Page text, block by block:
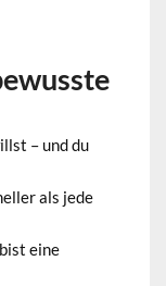
– und du
als jede
eine